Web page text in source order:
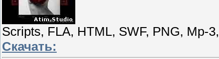
Scripts, FLA, HTML, SWF, PNG, Mp-
Скачать: